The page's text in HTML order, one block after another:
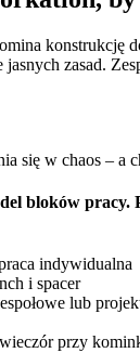
konstrukcję
zasad.
się w chaos – a
bloków pracy.
indywidualna
i spacer
lub
przy